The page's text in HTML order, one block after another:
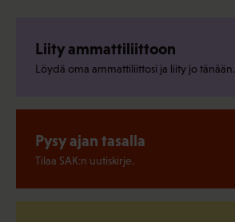
Liity ammattiliittoon
Löydä oma ammattiliittosi ja liity jo tänään.
Pysy ajan tasalla
Tilaa SAK:n uutiskirje.